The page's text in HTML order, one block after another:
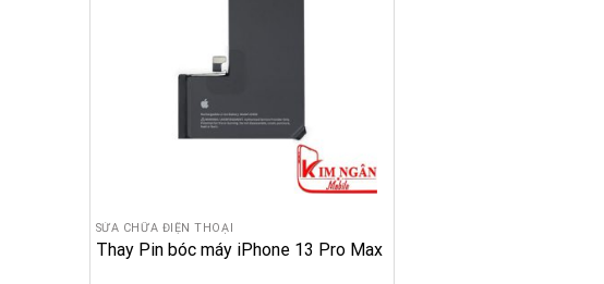
SỬA CHỮA ĐIỆN THOẠI
Thay Pin bóc máy iPhone 13 Pro Max